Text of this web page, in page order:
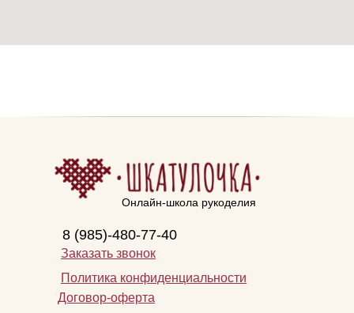
Онлайн-школа рукоделия
8 (985)-480-77-40
Заказать звонок
Политика конфиденциальности
Договор-оферта